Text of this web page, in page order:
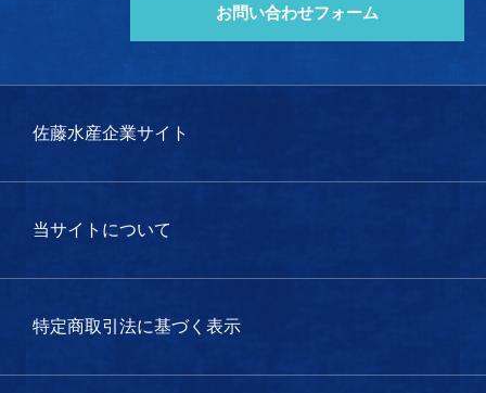
お問い合わせフォーム
佐藤水産企業サイト
当サイトについて
特定商取引法に基づく表示